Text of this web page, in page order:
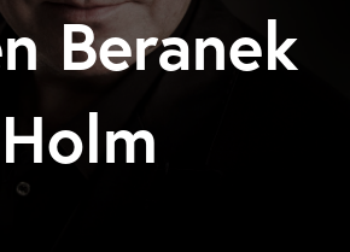
Beranek
Holm